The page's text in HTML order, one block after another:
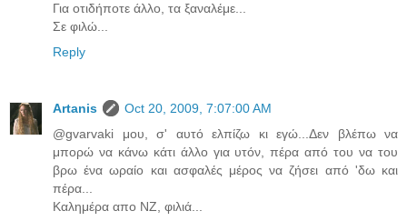
Για οτιδήποτε άλλο, τα ξαναλέμε...
Σε φιλώ...
Reply
Artanis
Oct 20, 2009, 7:07:00 AM
@gvarvaki μου, σ' αυτό ελπίζω κι εγώ...Δεν βλέπω να
μπορώ να κάνω κάτι άλλο για υτόν, πέρα από του να του
βρω ένα ωραίο και ασφαλές μέρος να ζήσει από 'δω και
πέρα...
Καλημέρα απο ΝΖ, φιλιά...